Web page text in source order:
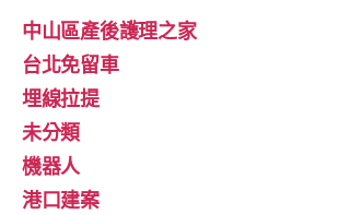
中山區產後護理之家
台北免留車
埋線拉提
未分類
機器人
港口建案